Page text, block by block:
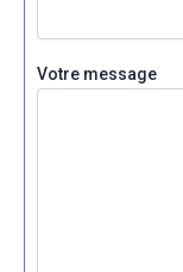
Votre message